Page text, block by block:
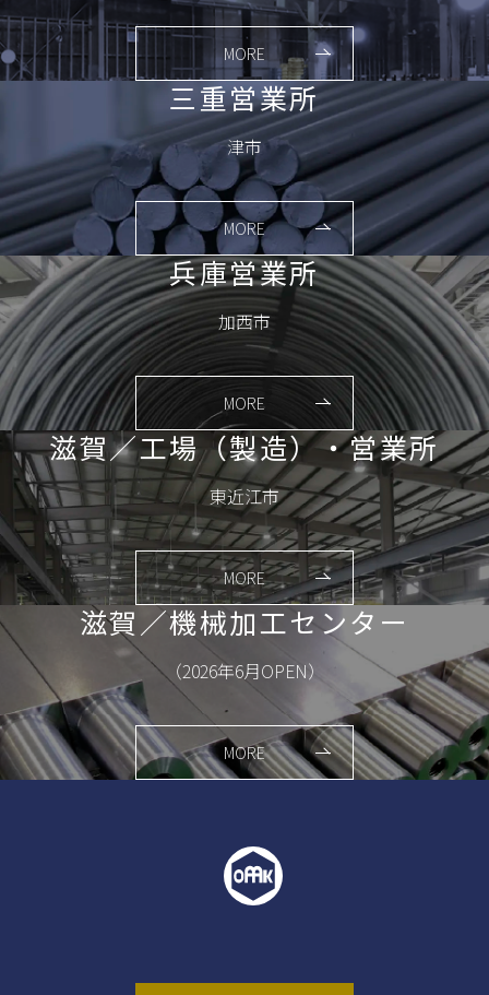
MORE
三重営業所
津市
MORE
兵庫営業所
加西市
MORE
滋賀／工場（製造）・営業所
東近江市
MORE
滋賀／機械加工センター
（2026年6月OPEN）
MORE